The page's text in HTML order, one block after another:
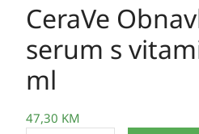
CeraVe
serum s
ml
47,30 KM